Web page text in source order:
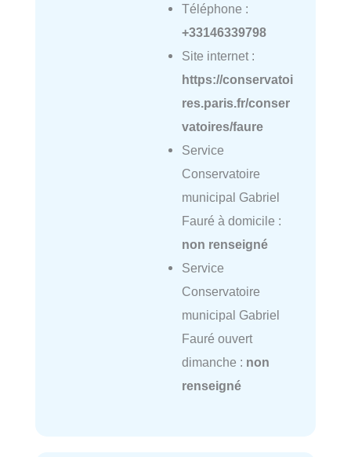
Téléphone :
+33146339798
Site internet :
https://conservatoi
res.paris.fr/conser
vatoires/faure
Service
Conservatoire
municipal Gabriel
Fauré à domicile :
non renseigné
Service
Conservatoire
municipal Gabriel
Fauré ouvert
dimanche : non
renseigné